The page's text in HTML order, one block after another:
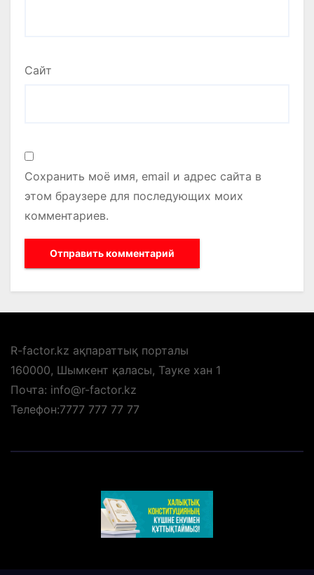
Сайт
Сохранить моё имя, email и адрес сайта в
этом браузере для последующих моих
комментариев.
R-factor.kz ақпараттық порталы
160000, Шымкент қаласы, Тауке хан 1
Почта: info@r-factor.kz
Телефон:7777 777 77 77